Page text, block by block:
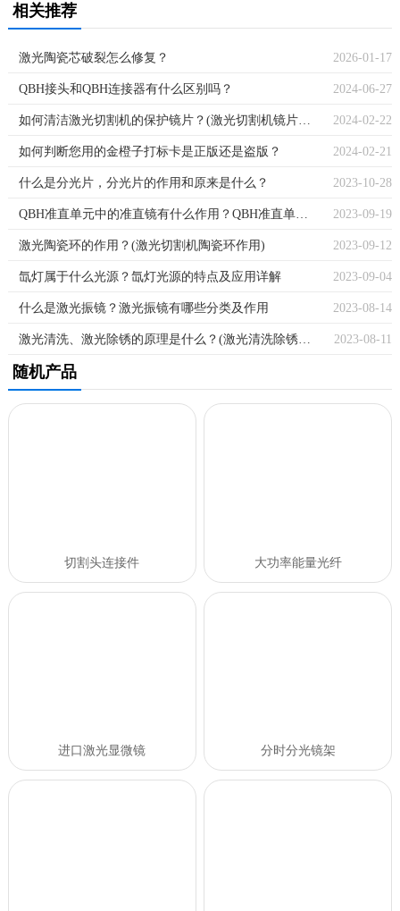
相关推荐
2026-01-17
激光陶瓷芯破裂怎么修复？
2024-06-27
QBH接头和QBH连接器有什么区别吗？
2024-02-22
如何清洁激光切割机的保护镜片？(激光切割机镜片怎么清洗)
2024-02-21
如何判断您用的金橙子打标卡是正版还是盗版？
2023-10-28
什么是分光片，分光片的作用和原来是什么？
2023-09-19
QBH准直单元中的准直镜有什么作用？QBH准直单元有哪些应用场景？
2023-09-12
激光陶瓷环的作用？(激光切割机陶瓷环作用)
2023-09-04
氙灯属于什么光源？氙灯光源的特点及应用详解
2023-08-14
什么是激光振镜？激光振镜有哪些分类及作用
2023-08-11
激光清洗、激光除锈的原理是什么？(激光清洗除锈机原理)
随机产品
切割头连接件 大功率能量光纤
进口激光显微镜 分时分光镜架